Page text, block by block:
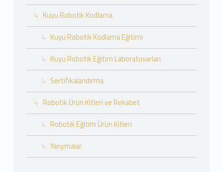
Kuyu Robotik Kodlama
Kuyu Robotik Kodlama Eğitimi
Kuyu Robotik Eğitim Laboratuvarları
Sertifikalandırma
Robotik Ürün Kitleri ve Rekabet
Robotik Eğitim Ürün Kitleri
Yarışmalar